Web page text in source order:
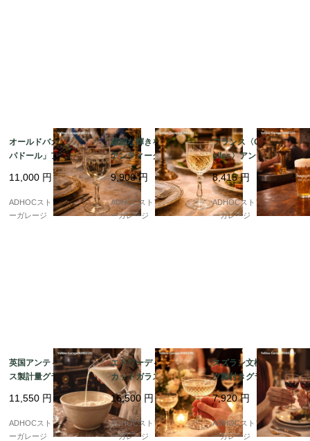
オールドバカラ「ポン
パドール」アシッドエ
ッチング ウォーターグ
ラス ? 優美な花文様が
浮かび上がる、18cm
アンティークグラス ?
11,000 円
ADHOCストア・イエロ
ーガレージ
繊細な輝きを楽しむ ?
アンティーク クリスタ
ルカット ワイングラス
（高さ13cm）
9,900円
ADHOCストア・イエロ
ーガレージ
フランス〈Champigne
ulles〉アンティーク・
ビアグラス 25cl（2客
セット）
8,415円
ADHOCストア・イエロ
ーガレージ
英国アンティーク ガラ
ス製計量グラス（約10
オンス） ? 注ぎ口付き
円錐形・台座付き ?
11,550 円
ADHOCストア・イエロ
ーガレージ
エドワーディアン様式
カットガラス シャンパ
ンクープ（アンティー
ク／1点）
16,500 円
ADHOCストア・イエロ
ーガレージ
スズラン文様 エッチン
グ脚付きグラス 2客セ
ット｜アンティーク／
ヴィンテージ
7,920円
ADHOCストア・イエロ
ーガレージ